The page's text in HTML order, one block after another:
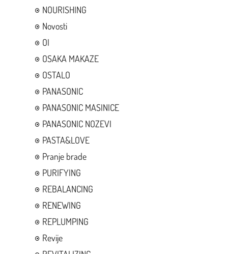
NOURISHING
Novosti
OI
OSAKA MAKAZE
OSTALO
PANASONIC
PANASONIC MASINICE
PANASONIC NOZEVI
PASTA&LOVE
Pranje brade
PURIFYING
REBALANCING
RENEWING
REPLUMPING
Revije